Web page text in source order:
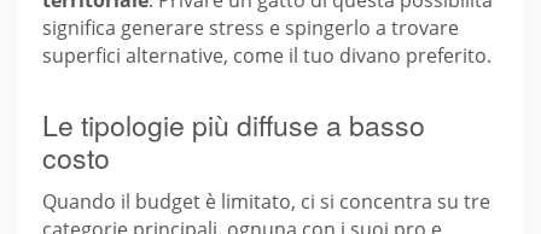
significa generare stress e spingerlo a trovare
superfici alternative, come il tuo divano preferito.
Le tipologie più diffuse a basso
costo
Quando il budget è limitato, ci si concentra su tre
categorie principali, ognuna con i suoi pro e